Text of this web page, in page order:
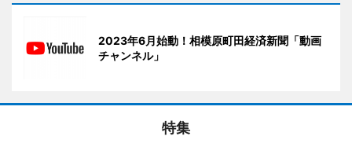
2023年6月始動！相模原町田経済新聞「動画
チャンネル」
特集